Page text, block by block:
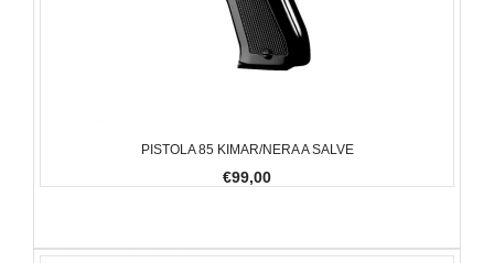
PISTOLA 85 KIMAR/NERA A SALVE
€99,00